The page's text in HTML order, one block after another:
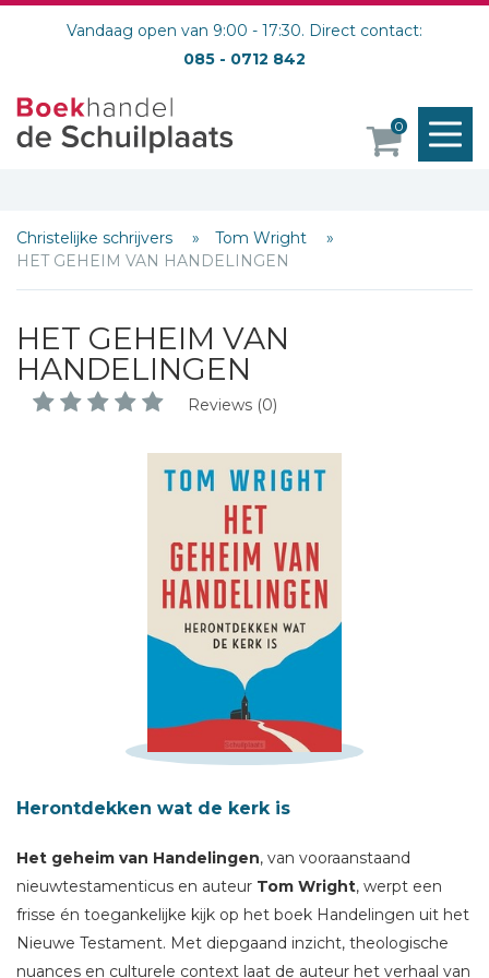
Vandaag open van 9:00 - 17:30. Direct contact:
085 - 0712 842
0
Christelijke schrijvers
Tom Wright
HET GEHEIM VAN HANDELINGEN
HET GEHEIM VAN
HANDELINGEN
Reviews (0)
Herontdekken wat de kerk is
Het geheim van Handelingen, van vooraanstaand
nieuwtestamenticus en auteur Tom Wright, werpt een
frisse én toegankelijke kijk op het boek Handelingen uit het
Nieuwe Testament. Met diepgaand inzicht, theologische
nuances en culturele context laat de auteur het verhaal van
E-mail *
Titel *